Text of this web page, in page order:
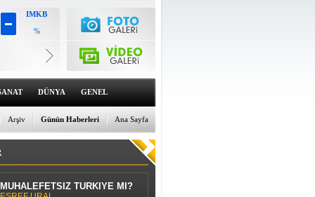
IMKB
%
6659.71
Dolar
47.6791
%0
Euro
55.1258
%0
DÜNYA GENEL
Ana Sayfa
Günün Haberleri
Arşiv
MUHALEFETSİZ TÜRKİYE Mİ?